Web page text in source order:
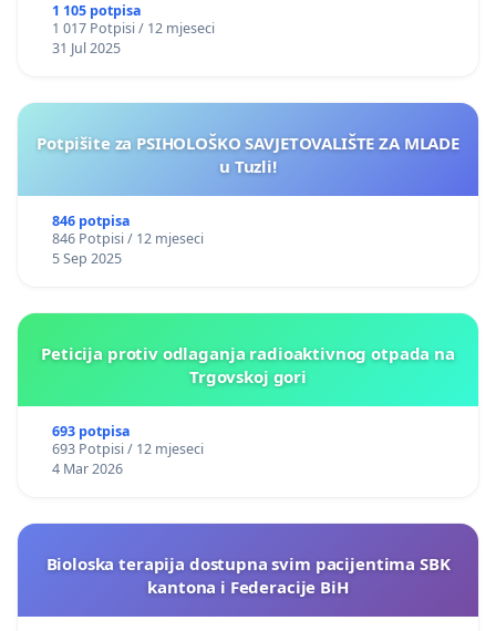
1 105 potpisa
1 017 Potpisi / 12 mjeseci
31 Jul 2025
Potpišite za PSIHOLOŠKO SAVJETOVALIŠTE ZA MLADE
u Tuzli!
846 potpisa
846 Potpisi / 12 mjeseci
5 Sep 2025
Peticija protiv odlaganja radioaktivnog otpada na
Trgovskoj gori
693 potpisa
693 Potpisi / 12 mjeseci
4 Mar 2026
Bioloska terapija dostupna svim pacijentima SBK
kantona i Federacije BiH